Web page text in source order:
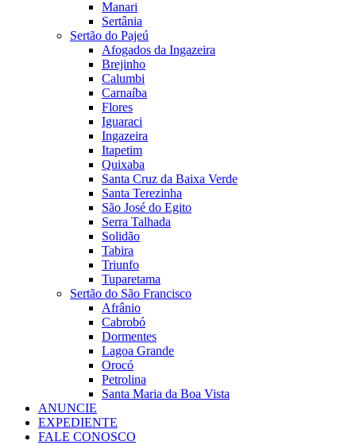
Manari
Sertânia
Sertão do Pajeú
Afogados da Ingazeira
Brejinho
Calumbi
Carnaíba
Flores
Iguaraci
Ingazeira
Itapetim
Quixaba
Santa Cruz da Baixa Verde
Santa Terezinha
São José do Egito
Serra Talhada
Solidão
Tabira
Triunfo
Tuparetama
Sertão do São Francisco
Afrânio
Cabrobó
Dormentes
Lagoa Grande
Orocó
Petrolina
Santa Maria da Boa Vista
ANUNCIE
EXPEDIENTE
FALE CONOSCO